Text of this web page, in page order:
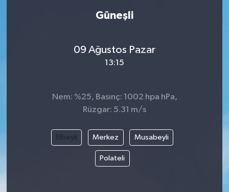
Güneşli
09 Ağustos Pazar
13:15
Nem: %25, Basınç: 1002 hpa hPa,
Rüzgar: 5.31 m/s
Elbeyli Merkez Musabeyli
Polateli